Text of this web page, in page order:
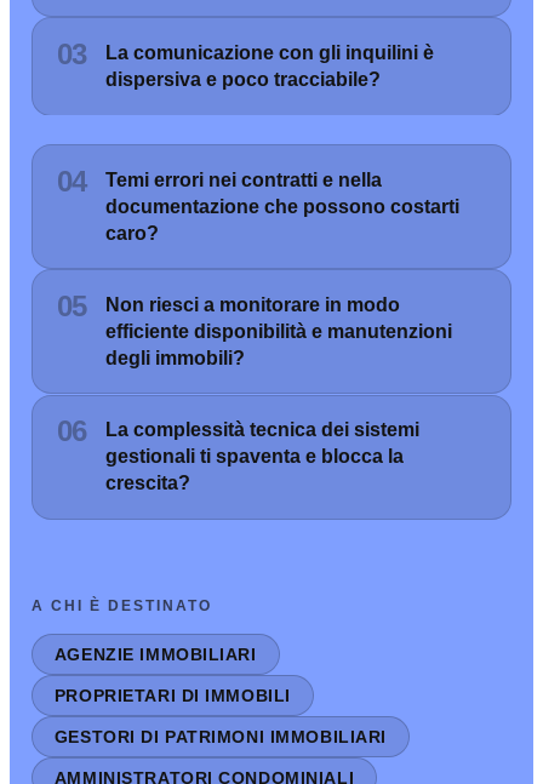
03
La comunicazione con gli inquilini è
dispersiva e poco tracciabile?
04
Temi errori nei contratti e nella
documentazione che possono costarti
caro?
05
Non riesci a monitorare in modo
efficiente disponibilità e manutenzioni
degli immobili?
06
La complessità tecnica dei sistemi
gestionali ti spaventa e blocca la
crescita?
A CHI È DESTINATO
AGENZIE IMMOBILIARI
PROPRIETARI DI IMMOBILI
GESTORI DI PATRIMONI IMMOBILIARI
AMMINISTRATORI CONDOMINIALI